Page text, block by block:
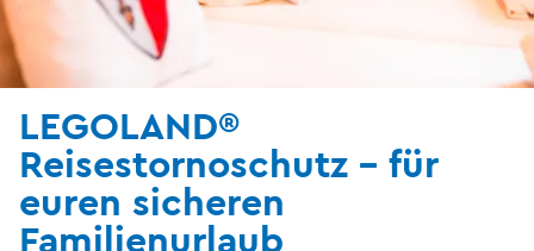
LEGOLAND®
Reisestornoschutz - für
euren sicheren
Familienurlaub